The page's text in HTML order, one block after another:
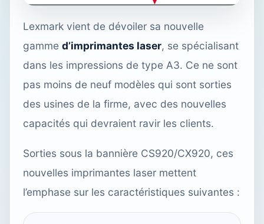
Lexmark vient de dévoiler sa nouvelle
gamme d’imprimantes laser, se spécialisant
dans les impressions de type A3. Ce ne sont
pas moins de neuf modèles qui sont sorties
des usines de la firme, avec des nouvelles
capacités qui devraient ravir les clients.
Sorties sous la bannière CS920/CX920, ces
nouvelles imprimantes laser mettent
l’emphase sur les caractéristiques suivantes :